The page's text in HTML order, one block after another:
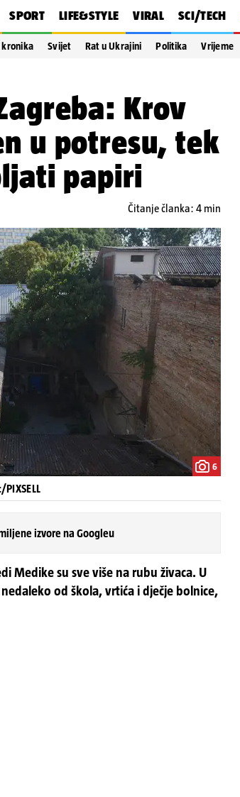
SPORT LIFE&STYLE VIRAL SCI/TECH
kronika Svijet Rat u Ukrajini Politika Vrijeme
Krov
u potresu, tek
papiri
Čitanje članka: 4 min
6
izvore na Googleu
Medike su sve više na rubu živaca. U
od škola, vrtića i dječje bolnice,